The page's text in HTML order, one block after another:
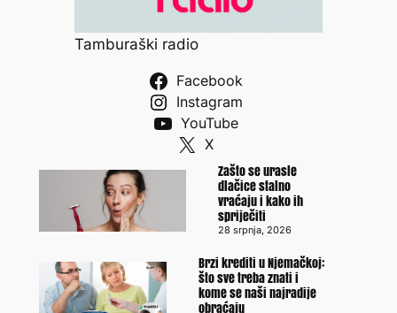
Tamburaški radio
Facebook
Instagram
YouTube
X
Zašto se urasle
dlačice stalno
vraćaju i kako ih
spriječiti
28 srpnja, 2026
Brzi krediti u Njemačkoj:
što sve treba znati i
kome se naši najradije
obraćaju